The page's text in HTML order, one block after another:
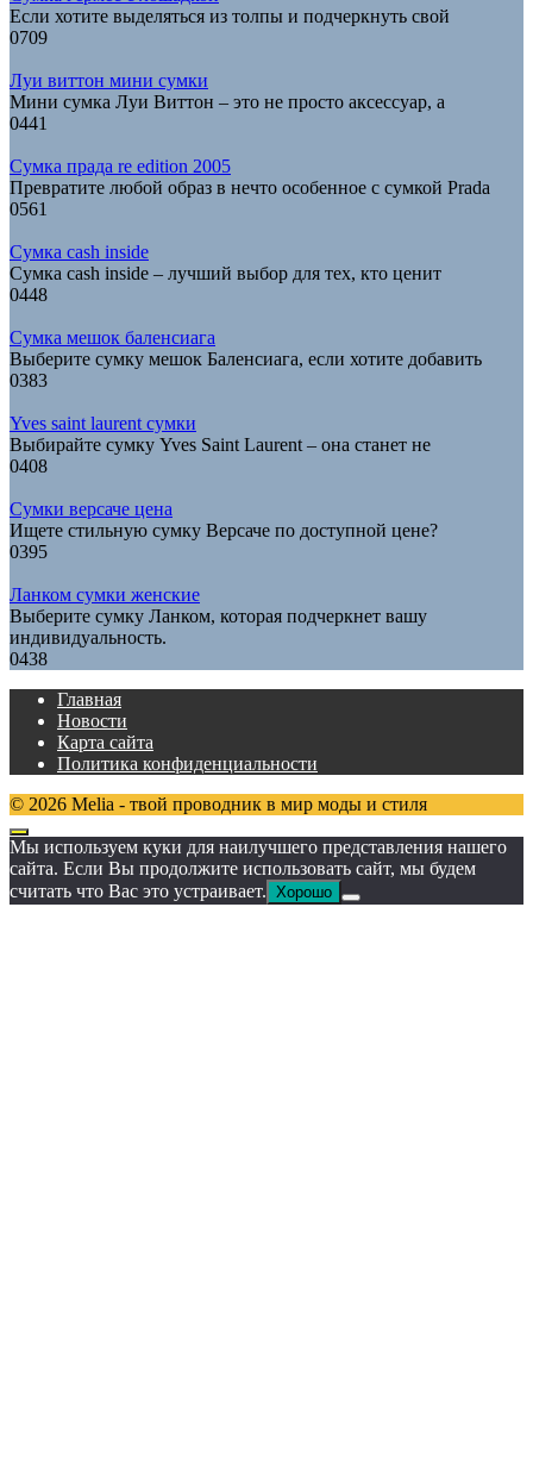
Если хотите выделяться из толпы и подчеркнуть свой
0709
Луи виттон мини сумки
Мини сумка Луи Виттон – это не просто аксессуар, а
0441
Сумка прада re edition 2005
Превратите любой образ в нечто особенное с сумкой Prada
0561
Сумка cash inside
Сумка cash inside – лучший выбор для тех, кто ценит
0448
Сумка мешок баленсиага
Выберите сумку мешок Баленсиага, если хотите добавить
0383
Yves saint laurent сумки
Выбирайте сумку Yves Saint Laurent – она станет не
0408
Сумки версаче цена
Ищете стильную сумку Версаче по доступной цене?
0395
Ланком сумки женские
Выберите сумку Ланком, которая подчеркнет вашу
индивидуальность.
0438
Главная
Новости
Карта сайта
Политика конфиденциальности
© 2026 Melia - твой проводник в мир моды и стиля
Мы используем куки для наилучшего представления нашего
сайта. Если Вы продолжите использовать сайт, мы будем
считать что Вас это устраивает. Хорошо